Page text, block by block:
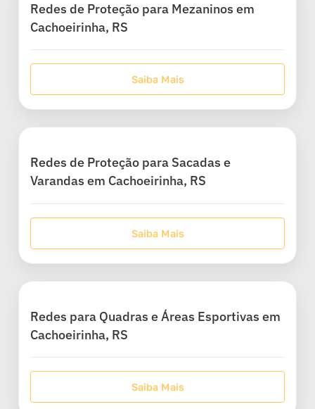
Redes de Proteção para Mezaninos em
Cachoeirinha, RS
Saiba Mais
Redes de Proteção para Sacadas e
Varandas em Cachoeirinha, RS
Saiba Mais
Redes para Quadras e Áreas Esportivas em
Cachoeirinha, RS
Saiba Mais